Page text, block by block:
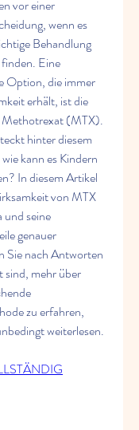
vor einer
wenn es
Behandlung
Eine
Option, die immer
erhält, ist die
(MTX).
hinter diesem
kann es Kindern
In diesem Artikel
von MTX
und seine
genauer
Sie nach Antworten
sind, mehr über
zu erfahren,
weiterlesen.